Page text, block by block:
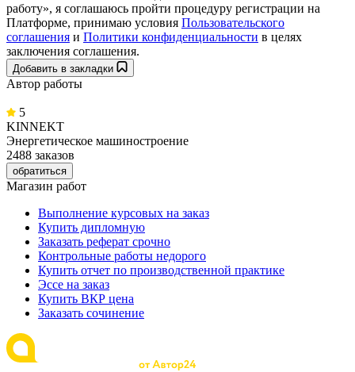
работу», я соглашаюсь пройти процедуру регистрации на
Платформе, принимаю условия Пользовательского
соглашения и Политики конфиденциальности в целях
заключения соглашения.
Добавить в закладки
Автор работы
5
KINNEKT
Энергетическое машиностроение
2488 заказов
обратиться
Магазин работ
Выполнение курсовых на заказ
Купить дипломную
Заказать реферат срочно
Контрольные работы недорого
Купить отчет по производственной практике
Эссе на заказ
Купить ВКР цена
Заказать сочинение